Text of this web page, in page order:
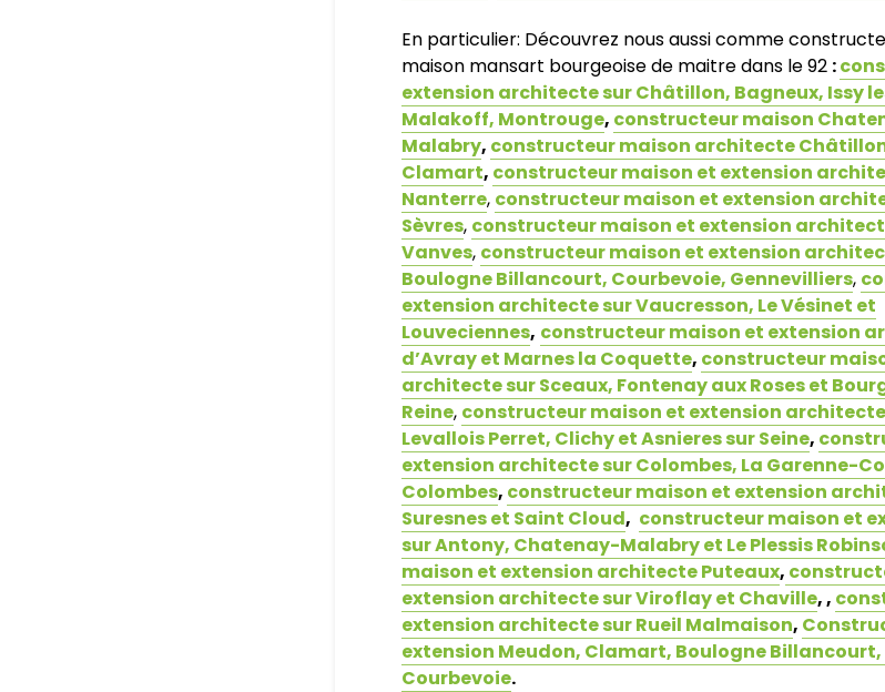
En particulier: Découvrez nous aussi comme
maison mansart bourgeoise de maitre dans le 92 :
extension architecte sur Châtillon, Bagneux, Issy
Malakoff, Montrouge, constructeur maison
Malabry, constructeur maison architecte
Clamart, constructeur maison et extension
Nanterre, constructeur maison et extension
Sèvres, constructeur maison et extension
Vanves, constructeur maison et extension
Boulogne Billancourt, Courbevoie, Gennevilliers,
extension architecte sur Vaucresson, Le Vésinet et
Louveciennes, constructeur maison et extension
d’Avray et Marnes la Coquette, constructeur
architecte sur Sceaux, Fontenay aux Roses et
Reine, constructeur maison et extension architecte
Levallois Perret, Clichy et Asnieres sur Seine,
extension architecte sur Colombes, La Garenne-
Colombes, constructeur maison et extension
Suresnes et Saint Cloud, constructeur maison et
sur Antony, Chatenay-Malabry et Le Plessis
maison et extension architecte Puteaux,
extension architecte sur Viroflay et Chaville, ,
extension architecte sur Rueil Malmaison,
extension Meudon, Clamart, Boulogne Billancourt,
Courbevoie.